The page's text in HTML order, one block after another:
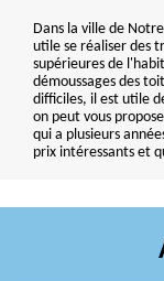
Dans la ville de
utile se réaliser des
supérieures de
démoussages des
difficiles, il est utile
on peut vous
qui a plusieurs
prix intéressants et